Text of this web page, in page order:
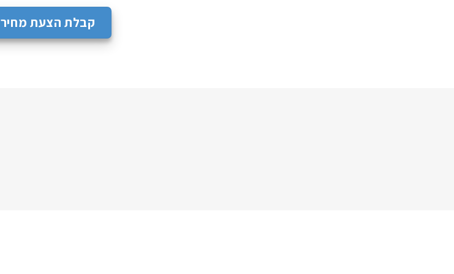
קבלת הצעת מחיר